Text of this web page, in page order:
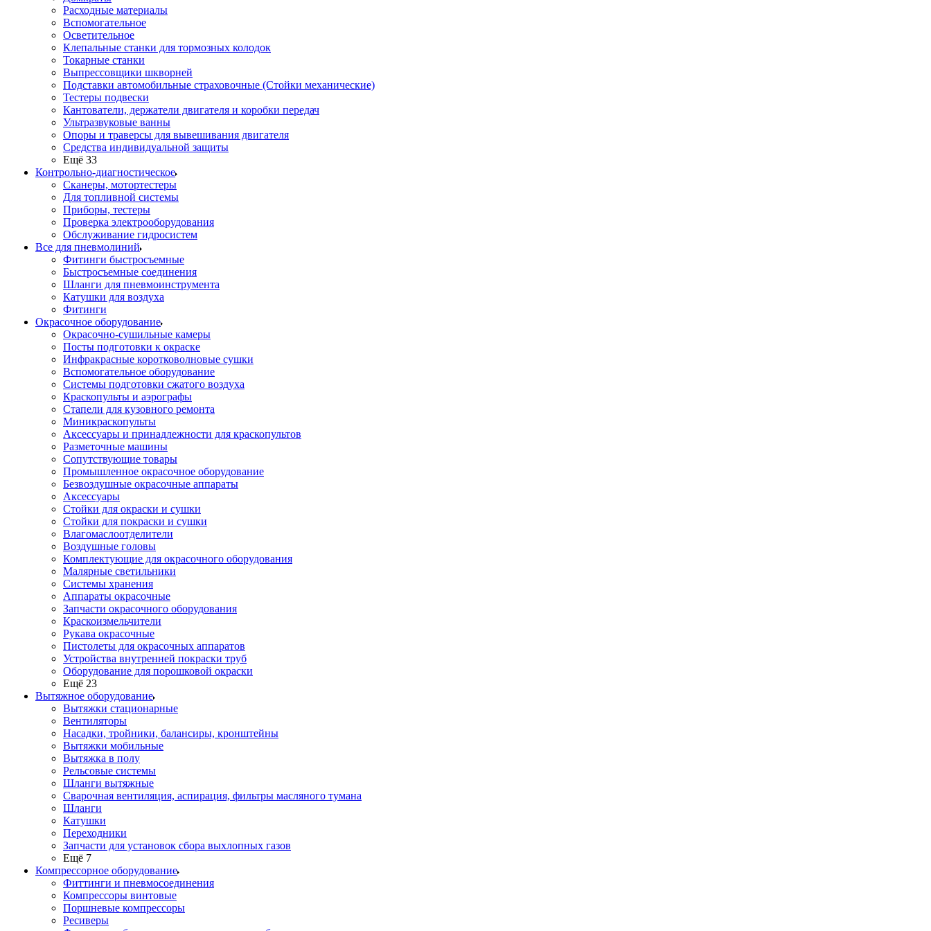
Расходные материалы
Вспомогательное
Осветительное
Клепальные станки для тормозных колодок
Токарные станки
Выпрессовщики шкворней
Подставки автомобильные страховочные (Стойки механические)
Тестеры подвески
Кантователи, держатели двигателя и коробки передач
Ультразвуковые ванны
Опоры и траверсы для вывешивания двигателя
Средства индивидуальной защиты
Ещё 33
Контрольно-диагностическое
Сканеры, мотортестеры
Для топливной системы
Приборы, тестеры
Проверка электрооборудования
Обслуживание гидросистем
Все для пневмолиний
Фитинги быстросъемные
Быстросъемные соединения
Шланги для пневмоинструмента
Катушки для воздуха
Фитинги
Окрасочное оборудование
Окрасочно-сушильные камеры
Посты подготовки к окраске
Инфракрасные коротковолновые сушки
Вспомогательное оборудование
Системы подготовки сжатого воздуха
Краскопульты и аэрографы
Стапели для кузовного ремонта
Миникраскопульты
Аксессуары и принадлежности для краскопультов
Разметочные машины
Сопутствующие товары
Промышленное окрасочное оборудование
Безвоздушные окрасочные аппараты
Аксессуары
Стойки для окраски и сушки
Стойки для покраски и сушки
Влагомаслоотделители
Воздушные головы
Комплектующие для окрасочного оборудования
Малярные светильники
Системы хранения
Аппараты окрасочные
Запчасти окрасочного оборудования
Краскоизмельчители
Рукава окрасочные
Пистолеты для окрасочных аппаратов
Устройства внутренней покраски труб
Оборудование для порошковой окраски
Ещё 23
Вытяжное оборудование
Вытяжки стационарные
Вентиляторы
Насадки, тройники, балансиры, кронштейны
Вытяжки мобильные
Вытяжка в полу
Рельсовые системы
Шланги вытяжные
Сварочная вентиляция, аспирация, фильтры масляного тумана
Шланги
Катушки
Переходники
Запчасти для установок сбора выхлопных газов
Ещё 7
Компрессорное оборудование
Фиттинги и пневмосоединения
Компрессоры винтовые
Поршневые компрессоры
Ресиверы